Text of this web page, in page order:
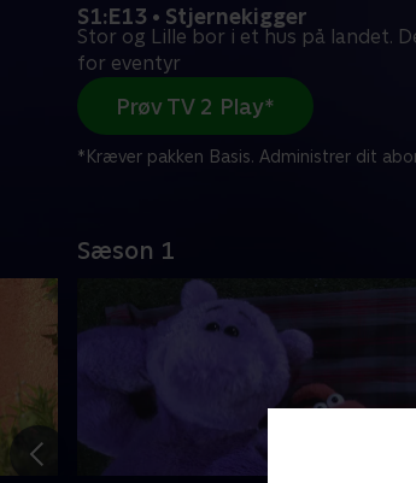
S1:E13 • Stjernekigger
Stor og Lille bor i et hus på landet.
for eventyr
Prøv TV 2 Play*
*Kræver pakken Basis. Administrer dit
Sæson 1